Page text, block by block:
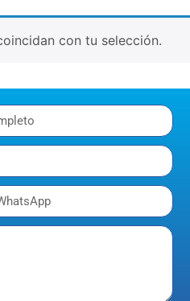
con tu selección.